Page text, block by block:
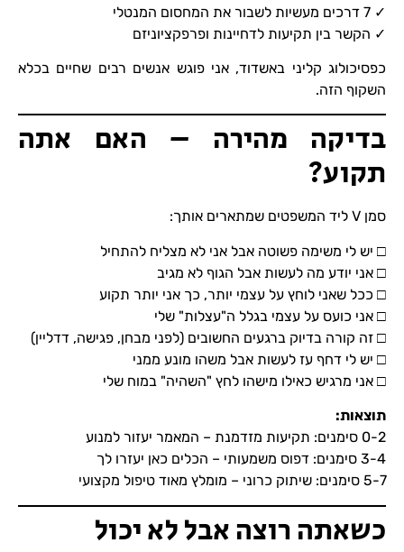
✓ 7 דרכים מעשיות לשבור את המחסום המנטלי
✓ הקשר בין תקיעות לדחיינות ופרפקציוניזם
כפסיכולוג קליני באשדוד, אני פוגש אנשים רבים שחיים בכלא
השקוף הזה.
בדיקה מהירה – האם אתה
תקוע?
סמן V ליד המשפטים שמתארים אותך:
□ יש לי משימה פשוטה אבל אני לא מצליח להתחיל
□ אני יודע מה לעשות אבל הגוף לא מגיב
□ ככל שאני לוחץ על עצמי יותר, כך אני יותר תקוע
□ אני כועס על עצמי בגלל ה"עצלות" שלי
□ זה קורה בדיוק ברגעים החשובים (לפני מבחן, פגישה, דדליין)
□ יש לי דחף עז לעשות אבל משהו מונע ממני
□ אני מרגיש כאילו מישהו לחץ "השהיה" במוח שלי
תוצאות:
0-2 סימנים: תקיעות מזדמנת – המאמר יעזור למנוע
3-4 סימנים: דפוס משמעותי – הכלים כאן יעזרו לך
5-7 סימנים: שיתוק כרוני – מומלץ מאוד טיפול מקצועי
כשאתה רוצה אבל לא יכול